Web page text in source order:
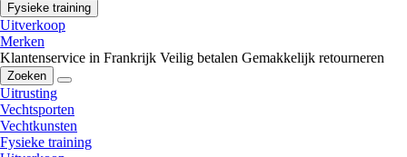
Fysieke training
Uitverkoop
Merken
Klantenservice in Frankrijk Veilig betalen Gemakkelijk retourneren
Zoeken
Uitrusting
Vechtsporten
Vechtkunsten
Fysieke training